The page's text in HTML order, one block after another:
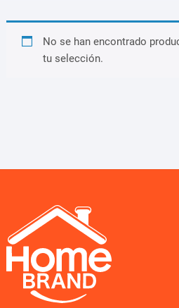
No se han encontrado
tu selección.